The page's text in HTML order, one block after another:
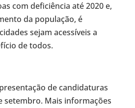
com deficiência até 2020 e,
da população, é
sejam acessíveis a
de todos.
de candidaturas
setembro. Mais informações